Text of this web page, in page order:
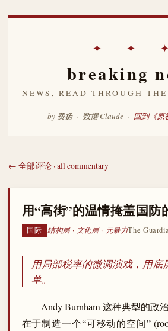
✦ ✦ ✦
breaking
NEWS, READ THROUGH
by 费扬 · 数据 Claude · 回到《原
← 全部评论 · all commentary
用“高街”的温情掩盖国防
国际 结构层 · 文化层 · 元暴力The
用局部税率的微调演戏，用底
单。
Andy Burnham 这种典型的政
在于制造一个“可移动的空间”